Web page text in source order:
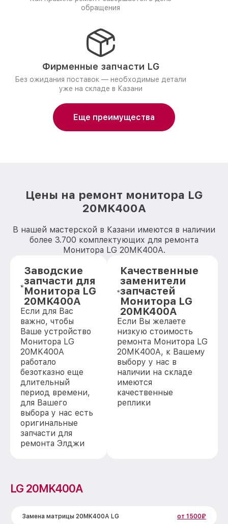
обращения
Фирменные запчасти LG
Без ожидания поставок — необходимые детали
уже на складе в Казани
Еще преимущества
Цены на ремонт монитора LG
20MK400A
В нашей мастерской в Казани имеются в наличии
более 3.700 комплектующих для ремонта
Монитора LG 20MK400A.
Заводские
запчасти для
Монитора LG
20MK400A
Если для Вас
важно, чтобы
Ваше устройство
Монитора LG
20MK400A
работало
безотказно еще
длительный
период времени,
для Вашего
выбора у нас есть
оригинальные
запчасти для
ремонта Элджи
Качественные
заменители
запчастей
Монитора LG
20MK400A
Если Вы желаете
низкую стоимость
ремонта Монитора LG
20MK400A, к Вашему
выбору у нас в
наличии на складе
имеются
качественные
реплики
LG 20MK400A
Замена матрицы 20MK400A LG от 1500₽